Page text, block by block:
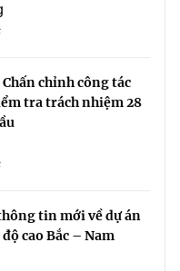
chỉnh công tác
tra trách nhiệm 28
tin mới về dự án
cao Bắc – Nam